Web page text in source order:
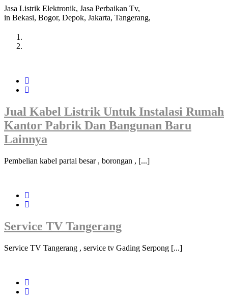
Jasa Listrik Elektronik, Jasa Perbaikan Tv,
in Bekasi, Bogor, Depok, Jakarta, Tangerang,
Jual Kabel Listrik Untuk Instalasi Rumah
Kantor Pabrik Dan Bangunan Baru
Lainnya
Pembelian kabel partai besar , borongan , [...]
Service TV Tangerang
Service TV Tangerang , service tv Gading Serpong [...]